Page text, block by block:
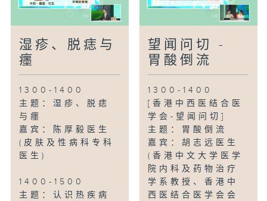
湿疹、脱痣与
癦
1300-1400
主题：湿疹、脱痣
与癦
嘉宾：陈厚毅医生
(皮肤及性病科专科
医生)
1400-1500
主题：认识热疾病
望闻问切 -
胃酸倒流
1300-1400
[香港中西医结合医
学会-望闻问切]
主题：胃酸倒流
嘉宾：胡志远医生
(香港中文大学医学
院内科及药物治疗
学系教授、香港中
西医结合医学会会